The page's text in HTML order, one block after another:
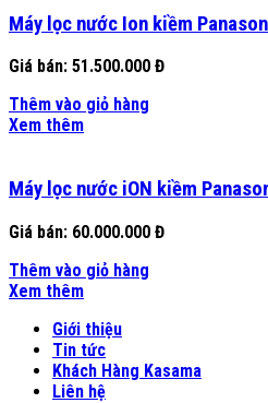
Máy lọc nước Ion kiềm
Giá bán: 51.500.000 Đ
Thêm vào giỏ hàng
Xem thêm
Máy lọc nước iON kiềm
Giá bán: 60.000.000 Đ
Thêm vào giỏ hàng
Xem thêm
Giới thiệu
Tin tức
Khách Hàng Kasama
Liên hệ